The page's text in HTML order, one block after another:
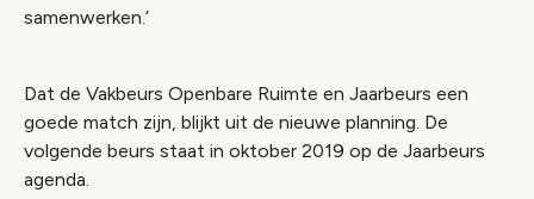
samenwerken.’
Dat de Vakbeurs Openbare Ruimte en Jaarbeurs een
goede match zijn, blijkt uit de nieuwe planning. De
volgende beurs staat in oktober 2019 op de Jaarbeurs
agenda.